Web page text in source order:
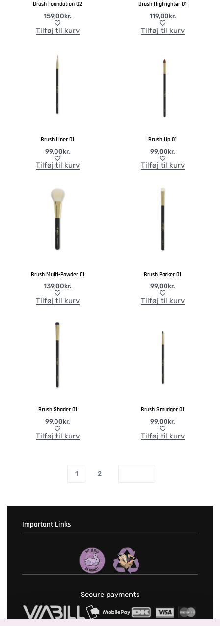
Brush Foundation 02
159,00kr.
Tilføj til kurv
Brush Highlighter 01
119,00kr.
Tilføj til kurv
Brush Liner 01
99,00kr.
Tilføj til kurv
Brush Lip 01
99,00kr.
Tilføj til kurv
Brush Multi-Powder 01
139,00kr.
Tilføj til kurv
Brush Packer 01
99,00kr.
Tilføj til kurv
Brush Shader 01
99,00kr.
Tilføj til kurv
Brush Smudger 01
99,00kr.
Tilføj til kurv
1 2
Important Links
Fortrolighedspolitik
Secure payments